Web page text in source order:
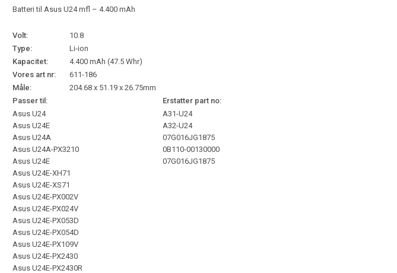
Batteri til Asus U24 mfl – 4.400 mAh
Volt:
10.8
Type:
Li-ion
Kapacitet:
4.400 mAh (47.5 Whr)
Vores art nr:
611-186
Måle:
204.68 x 51.19 x 26.75mm
Passer til:
Erstatter part no:
Asus U24
Asus U24E
Asus U24A
Asus U24A-PX3210
Asus U24E
Asus U24E-XH71
Asus U24E-XS71
Asus U24E-PX002V
Asus U24E-PX024V
Asus U24E-PX053D
Asus U24E-PX054D
Asus U24E-PX109V
Asus U24E-PX2430
Asus U24E-PX2430R
A31-U24
A32-U24
07G016JG1875
0B110-00130000
07G016JG1875